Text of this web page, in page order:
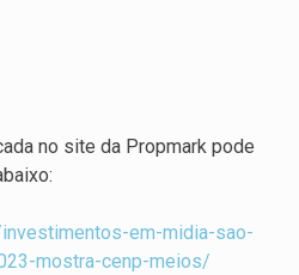
no site da Propmark pode
em-midia-sao-
mostra-cenp-meios/